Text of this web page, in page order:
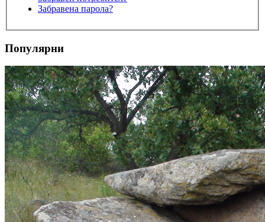
Забравена парола?
Популярни